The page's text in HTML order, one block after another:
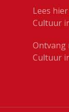
Lees
Cultuur
Ontvang
Cultuur